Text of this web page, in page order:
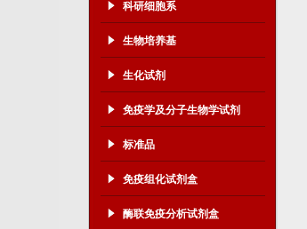
科研细胞系
生物培养基
生化试剂
免疫学及分子生物学试剂
标准品
免疫组化试剂盒
酶联免疫分析试剂盒